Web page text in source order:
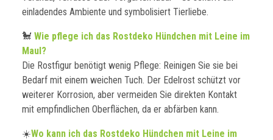
einladendes Ambiente und symbolisiert Tierliebe.
🐩 Wie pflege ich das Rostdeko Hündchen mit Leine im
Maul?
Die Rostfigur benötigt wenig Pflege: Reinigen Sie sie bei
Bedarf mit einem weichen Tuch. Der Edelrost schützt vor
weiterer Korrosion, aber vermeiden Sie direkten Kontakt
mit empfindlichen Oberflächen, da er abfärben kann.
☀️Wo kann ich das Rostdeko Hündchen mit Leine im